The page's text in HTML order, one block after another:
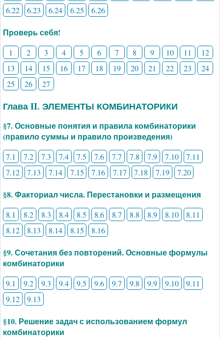
6.22
6.23 6.24 6.25 6.26
Проверь себя!
1 2 3 4 5 6 7 8 9 10 11
12
13
14 15 16 17 18 19 20 21 22 23
24
25
26 27
Глава II. ЭЛЕМЕНТЫ КОМБИНАТОРИКИ
§7. Основные понятия и правила комбинаторики
(правило суммы и правило произведения)
7.1 7.2 7.3 7.4 7.5 7.6 7.7 7.8 7.9 7.10
7.11
7.12
7.13 7.14 7.15 7.16 7.17 7.18 7.19 7.20
§8. Факториал числа. Перестановки и размещения
8.1 8.2 8.3 8.4 8.5 8.6 8.7 8.8 8.9 8.10
8.11
8.12
8.13 8.14 8.15 8.16
§9. Сочетания без повторений. Основные формулы
комбинаторики
9.1 9.2 9.3 9.4 9.5 9.6 9.7 9.8 9.9 9.10
9.11
9.12
9.13
§10. Решение задач с использованием формул
комбинаторики